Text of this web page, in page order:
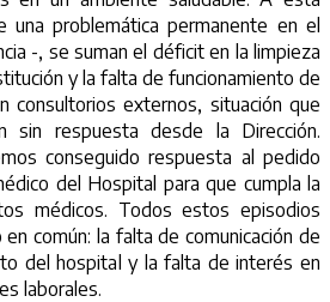
una problemática permanente en el
-, se suman el déficit en la limpieza
y la falta de funcionamiento de
consultorios externos, situación que
sin respuesta desde la Dirección.
conseguido respuesta al pedido
del Hospital para que cumpla la
médicos. Todos estos episodios
común: la falta de comunicación de
del hospital y la falta de interés en
laborales.